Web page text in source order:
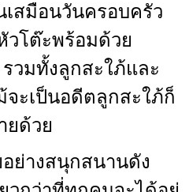
นวันครอบครัว
โต๊ะพร้อมด้วย
วมทั้งลูกสะใภ้และ
ะเป็นอดีตลูกสะใภ้ก็
ยด้วย
สนุกสนานดัง